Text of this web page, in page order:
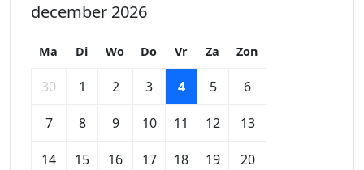
december 2026
Ma Di Wo Do Vr Za Zon
30 1 2 3 4 5 6
7 8 9 10 11 12 13
14 15 16 17 18 19 20